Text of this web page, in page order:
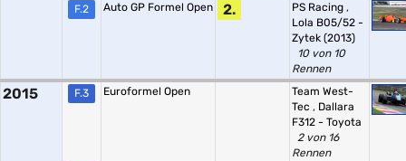
F.2
Auto GP Formel Open 2. PS Racing ,
Lola B05/52 -
Zytek (2013)
10 von 10
Rennen
2015 F.3 Euroformel Open
Team West-
Tec , Dallara
F312 - Toyota
2 von 16
Rennen